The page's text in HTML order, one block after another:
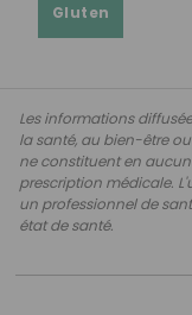
Gluten
Les informations
la santé, au bien-être
ne constituent en
prescription médicale.
un professionnel de
état de santé.